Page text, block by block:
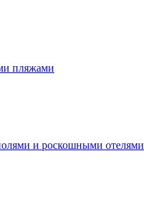
пляжами
и роскошными отелями